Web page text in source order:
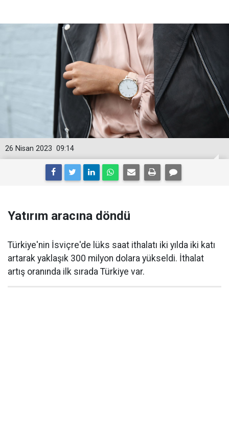
09:14
26 Nisan 2023
Yatırım aracına döndü
Türkiye'nin İsviçre'de lüks saat ithalatı iki yılda iki katı
artarak yaklaşık 300 milyon dolara yükseldi. İthalat
artış oranında ilk sırada Türkiye var.